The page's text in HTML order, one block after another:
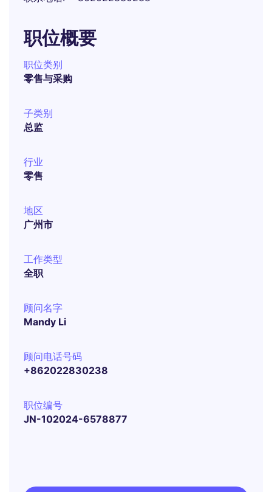
职位概要
职位类别
零售与采购
子类别
总监
行业
零售
地区
广州市
工作类型
全职
顾问名字
Mandy Li
顾问电话号码
+862022830238
职位编号
JN-102024-6578877